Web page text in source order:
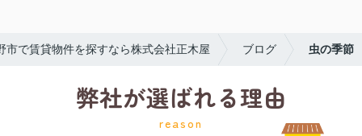
市で賃貸物件を探すなら株式会社正木屋 ブログ 虫の季節
弊社が選ばれる理由
reason